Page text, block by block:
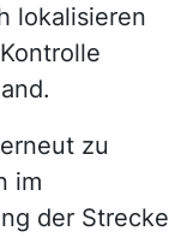
lokalisieren
zu
im
der Strecke